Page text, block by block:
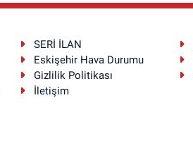
SERİ İLAN
Eskişehir Hava Durumu
Gizlilik Politikası
İletişim